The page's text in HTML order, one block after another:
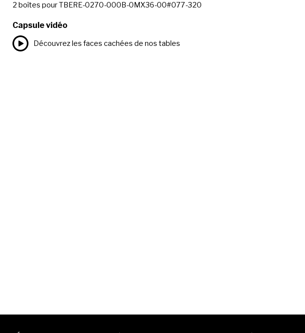
2 boîtes pourTBERE-0270-000B-0MX36-00#077-320
Capsule vidéo
Découvrez les faces cachées de nos tables